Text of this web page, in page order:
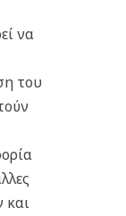
να
του
και